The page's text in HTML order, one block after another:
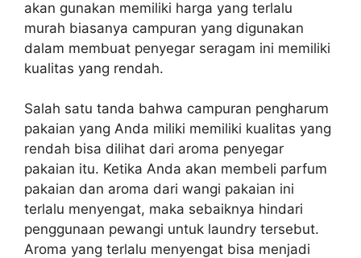
akan gunakan memiliki harga yang terlalu
murah biasanya campuran yang digunakan
dalam membuat penyegar seragam ini memiliki
kualitas yang rendah.
Salah satu tanda bahwa campuran pengharum
pakaian yang Anda miliki memiliki kualitas yang
rendah bisa dilihat dari aroma penyegar
pakaian itu. Ketika Anda akan membeli parfum
pakaian dan aroma dari wangi pakaian ini
terlalu menyengat, maka sebaiknya hindari
penggunaan pewangi untuk laundry tersebut.
Aroma yang terlalu menyengat bisa menjadi